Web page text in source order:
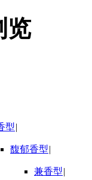
览
型|
馥郁香型|
兼香型|